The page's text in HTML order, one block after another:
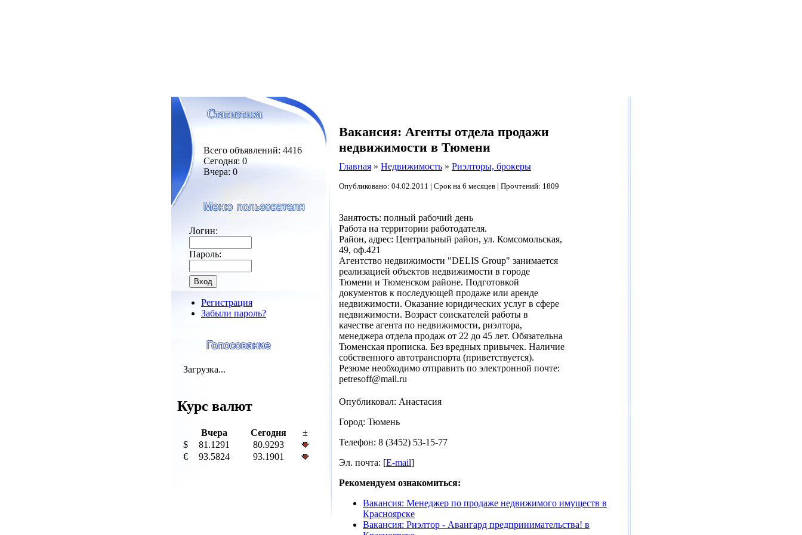
Всего объявлений: 4416
Сегодня: 0
Вчера: 0
Логин:
Пароль:
Регистрация
Забыли пароль?
Загрузка...
Курс валют
Вчера Сегодня
±
$
81.1291
80.9293
€
93.5824 93.1901
Вакансия: Агенты отдела продажи
недвижимости в Тюмени
Главная » Недвижимость » Риэлторы, брокеры
Опубликовано: 04.02.2011 | Срок на 6 месяцев | Прочтений: 1809
Занятость: полный рабочий день
Работа на территории работодателя.
Район, адрес: Центральный район, ул. Комсомольская,
49, оф.421
Агентство недвижимости "DELIS Group" занимается
реализацией объектов недвижимости в городе
Тюмени и Тюменском районе. Подготовкой
документов к последующей продаже или аренде
недвижимости. Оказание юридических услуг в сфере
недвижимости. Возраст соискателей работы в
качестве агента по недвижимости, риэлтора,
менеджера отдела продаж от 22 до 45 лет. Обязательна
Тюменская прописка. Без вредных привычек. Наличие
собственного автотранспорта (приветствуется).
Резюме необходимо отправить по электронной почте:
petresoff@mail.ru
Опубликовал: Анастасия
Город: Тюмень
Телефон: 8 (3452) 53-15-77
Эл. почта: [E-mail]
Рекомендуем ознакомиться:
Вакансия: Менеджер по продаже недвижимого имуществ в
Красноярске
Вакансия: Риэлтор - Авангард предпринимательства! в